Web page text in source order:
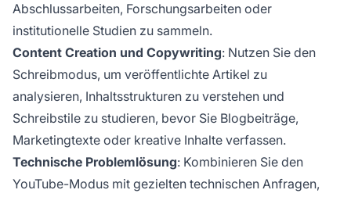
Abschlussarbeiten, Forschungsarbeiten oder
institutionelle Studien zu sammeln.
Content Creation und Copywriting: Nutzen Sie den
Schreibmodus, um veröffentlichte Artikel zu
analysieren, Inhaltsstrukturen zu verstehen und
Schreibstile zu studieren, bevor Sie Blogbeiträge,
Marketingtexte oder kreative Inhalte verfassen.
Technische Problemlösung: Kombinieren Sie den
YouTube-Modus mit gezielten technischen Anfragen,